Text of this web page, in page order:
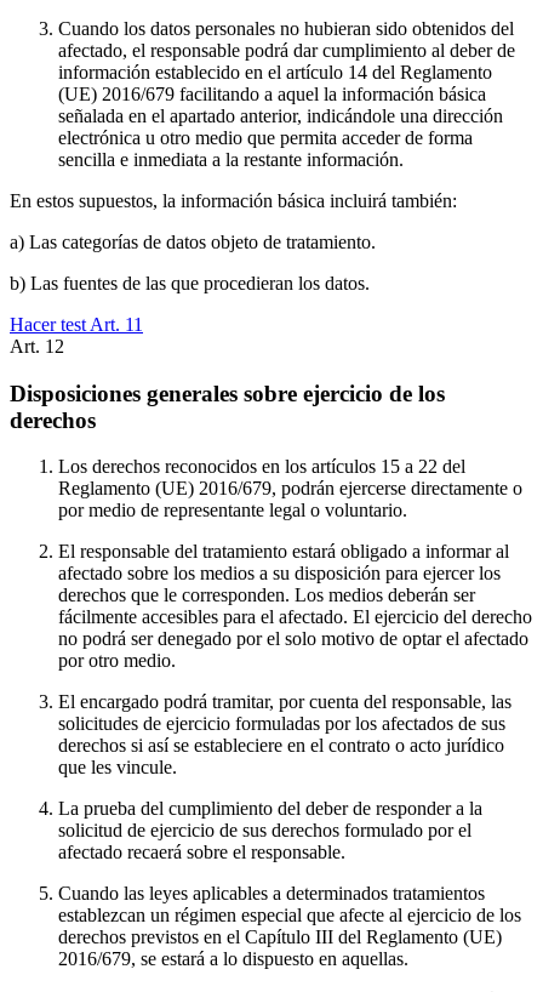
Cuando los datos personales no hubieran sido obtenidos del
afectado, el responsable podrá dar cumplimiento al deber de
información establecido en el artículo 14 del Reglamento
(UE) 2016/679 facilitando a aquel la información básica
señalada en el apartado anterior, indicándole una dirección
electrónica u otro medio que permita acceder de forma
sencilla e inmediata a la restante información.
En estos supuestos, la información básica incluirá también:
a) Las categorías de datos objeto de tratamiento.
b) Las fuentes de las que procedieran los datos.
Hacer test Art. 11
Art. 12
Disposiciones generales sobre ejercicio de los
derechos
Los derechos reconocidos en los artículos 15 a 22 del
Reglamento (UE) 2016/679, podrán ejercerse directamente o
por medio de representante legal o voluntario.
El responsable del tratamiento estará obligado a informar al
afectado sobre los medios a su disposición para ejercer los
derechos que le corresponden. Los medios deberán ser
fácilmente accesibles para el afectado. El ejercicio del derecho
no podrá ser denegado por el solo motivo de optar el afectado
por otro medio.
El encargado podrá tramitar, por cuenta del responsable, las
solicitudes de ejercicio formuladas por los afectados de sus
derechos si así se estableciere en el contrato o acto jurídico
que les vincule.
La prueba del cumplimiento del deber de responder a la
solicitud de ejercicio de sus derechos formulado por el
afectado recaerá sobre el responsable.
Cuando las leyes aplicables a determinados tratamientos
establezcan un régimen especial que afecte al ejercicio de los
derechos previstos en el Capítulo III del Reglamento (UE)
2016/679, se estará a lo dispuesto en aquellas.